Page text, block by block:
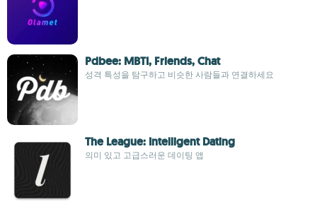
Pdbee: MBTI, Friends, Chat
성격 특성을 탐구하고 비슷한 사람들과 연결하세요
The League: Intelligent Dating
의미 있고 고급스러운 데이팅 앱